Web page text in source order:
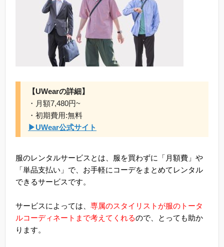
【UWearの詳細】
・月額7,480円~
・初期費用:無料
▶UWear公式サイト
服のレンタルサービスとは、服を買わずに「月額費」や
「単品支払い」で、お手軽にコーデをまとめてレンタル
できるサービスです。
サービスによっては、 専属のスタイリストが服のトータ
ルコーディネートまで考えてくれるので、とっても助か
ります。